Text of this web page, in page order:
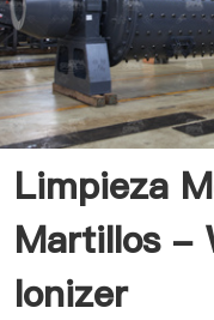
Limpieza
Martillos -
Ionizer